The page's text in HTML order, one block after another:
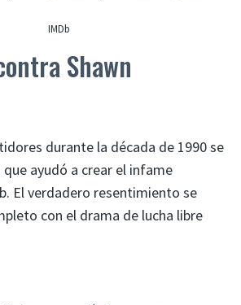
IMDb
Shawn
durante la década de 1990 se
ayudó a crear el infame
El verdadero resentimiento se
con el drama de lucha libre